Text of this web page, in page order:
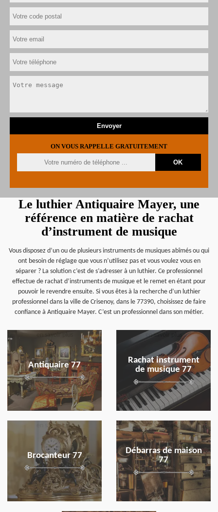
ON VOUS RAPPELLE GRATUITEMENT
Le luthier Antiquaire Mayer, une
référence en matière de rachat
d’instrument de musique
Vous disposez d’un ou de plusieurs instruments de musiques abîmés ou qui
ont besoin de réglage que vous n’utilisez pas et vous voulez vous en
séparer ? La solution c’est de s’adresser à un luthier. Ce professionnel
effectue de rachat d’instruments de musique et le remet en étant pour
pouvoir le revendre ensuite. Si vous êtes à la recherche d’un luthier
professionnel dans la ville de Crisenoy, dans le 77390, choisissez de faire
confiance à Antiquaire Mayer. C’est un professionnel dans son métier.
Antiquaire 77
en savoir plus
Rachat instrument
de musique 77
en savoir plus
Brocanteur 77
en savoir plus
Débarras de maison
77
en savoir plus